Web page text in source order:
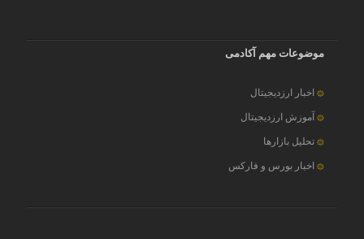
موضوعات مهم آکادمی
اخبار ارزدیجیتال
آموزش ارزدیجیتال
تحلیل بازارها
اخبار بورس و فارکس